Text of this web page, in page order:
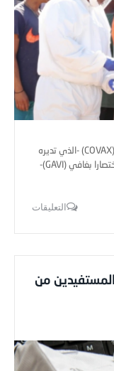
أطلقت منظمة الصحة العالمية برنامج كوفاكس (COVAX) -الذي تديره
مع منظمة التحالف من أجل اللقاحات المعروفة اختصارا بغافي (GAVI)-
التعليقات
من